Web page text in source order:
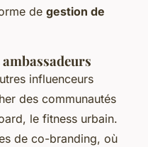
de gestion de
influenceurs
des communautés
le fitness urbain.
de co-branding, où